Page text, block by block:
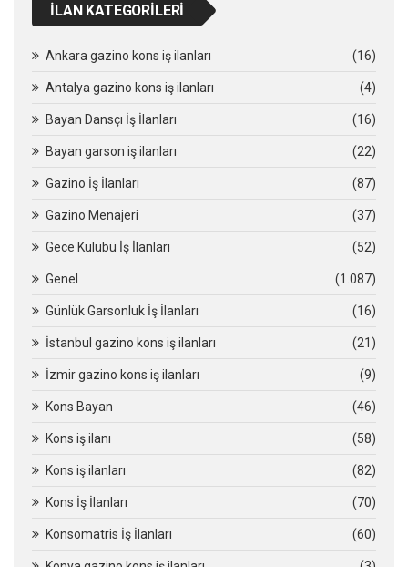
İLAN KATEGORILERI
Ankara gazino kons iş ilanları (16)
Antalya gazino kons iş ilanları (4)
Bayan Dansçı İş İlanları (16)
Bayan garson iş ilanları (22)
Gazino İş İlanları (87)
Gazino Menajeri (37)
Gece Kulübü İş İlanları (52)
Genel (1.087)
Günlük Garsonluk İş İlanları (16)
İstanbul gazino kons iş ilanları (21)
İzmir gazino kons iş ilanları (9)
Kons Bayan (46)
Kons iş ilanı (58)
Kons iş ilanları (82)
Kons İş İlanları (70)
Konsomatris İş İlanları (60)